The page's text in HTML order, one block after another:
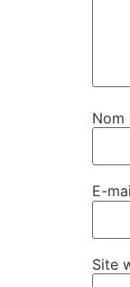
Nom
E-
Site